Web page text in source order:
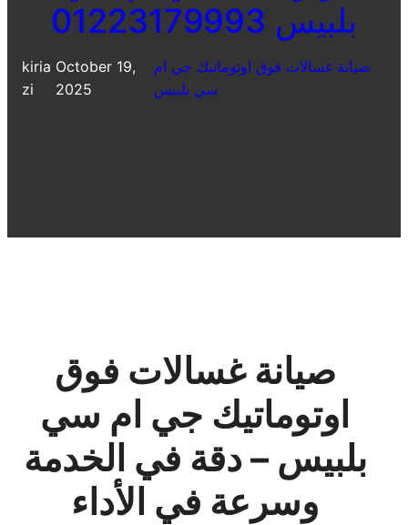
بلبيس 01223179993
kiria
zi
October 19,
2025
صيانة غسالات فوق اوتوماتيك جي ام
سي بلبيس
صيانة غسالات فوق
اوتوماتيك جي ام سي
بلبيس – دقة في الخدمة
وسرعة في الأداء